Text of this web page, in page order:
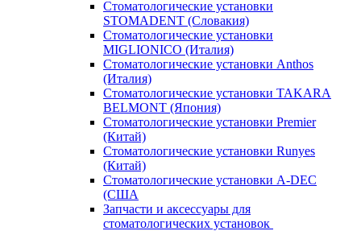
Стоматологические установки
STOMADENT (Словакия)
Стоматологические установки
MIGLIONICO (Италия)
Стоматологические установки Anthos
(Италия)
Стоматологические установки TAKARA
BELMONT (Япония)
Стоматологические установки Premier
(Китай)
Стоматологические установки Runyes
(Китай)
Стоматологические установки A-DEC
(США
Запчасти и аксессуары для
стоматологических установок